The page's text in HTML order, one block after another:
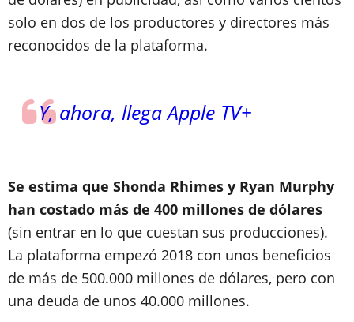
solo en dos de los productores y directores más
reconocidos de la plataforma.
Y, ahora, llega Apple TV+
Se estima que Shonda Rhimes y Ryan Murphy
han costado más de 400 millones de dólares
(sin entrar en lo que cuestan sus producciones).
La plataforma empezó 2018 con unos beneficios
de más de 500.000 millones de dólares, pero con
una deuda de unos 40.000 millones.